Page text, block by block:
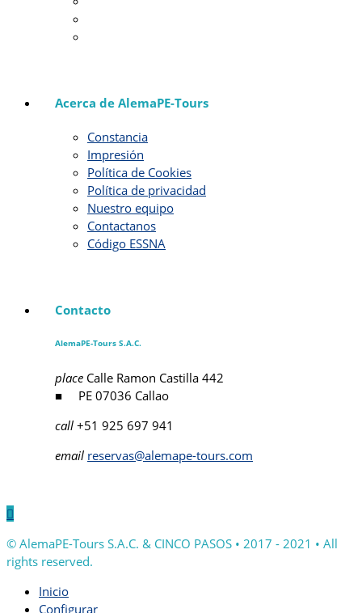
Acerca de AlemaPE-Tours
Constancia
Impresión
Política de Cookies
Política de privacidad
Nuestro equipo
Contactanos
Código ESSNA
Contacto
AlemaPE-Tours S.A.C.
place Calle Ramon Castilla 442
■ PE 07036 Callao
call +51 925 697 941
email reservas@alemape-tours.com

© AlemaPE-Tours S.A.C. & CINCO PASOS • 2017 - 2021 • All
rights reserved.
Inicio
Configurar